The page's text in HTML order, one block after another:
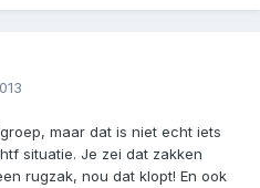
maar dat is niet echt iets
situatie. Je zei dat zakken
rugzak, nou dat klopt! En ook